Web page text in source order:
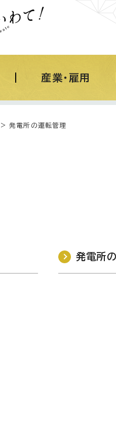
産業・雇用
> 発電所の運転管理
発電所